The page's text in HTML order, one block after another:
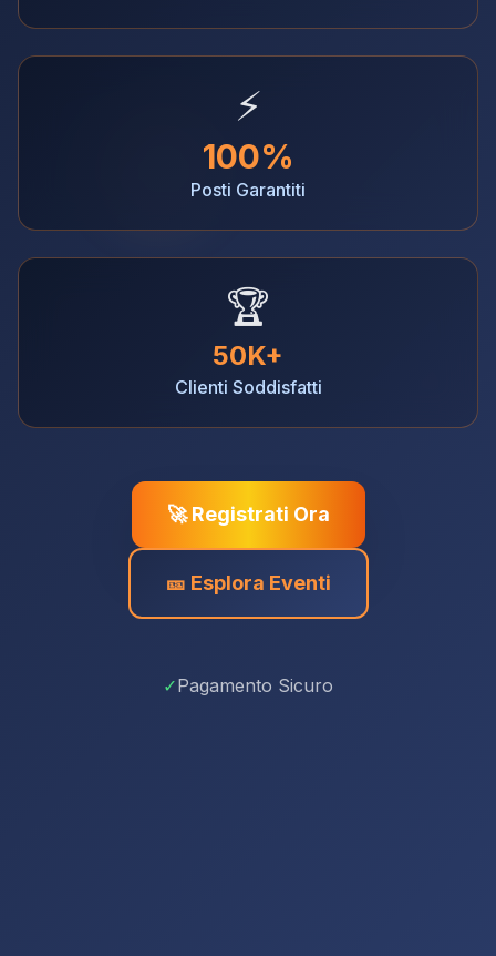
⚡
100%
Posti Garantiti
🏆
50K+
Clienti Soddisfatti
🚀 Registrati Ora
🎫 Esplora Eventi
✓Pagamento Sicuro